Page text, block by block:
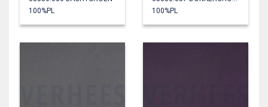
100%PL
100%PL